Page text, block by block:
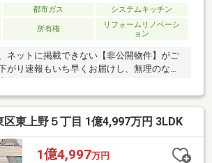
都市ガス システムキッチン
所有権
リフォームリノベーシ
ョン
ネットに掲載できない【非公開物件】がご
がり速報もいち早くお届けし、無理のない
区東上野５丁目 1億4,997万円 3LDK
1億4,997万円